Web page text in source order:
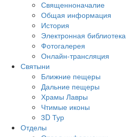
Священноначалие
Общая информация
История
Электронная библиотека
Фотогалерея
Онлайн-трансляция
Святыни
Ближние пещеры
Дальние пещеры
Храмы Лавры
Чтимые иконы
3D Тур
Отделы